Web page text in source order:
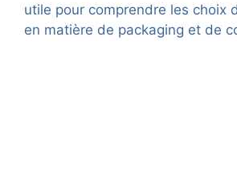
utile pour comprendre les choix
en matière de packaging et de